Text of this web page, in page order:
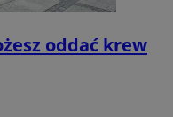
oddać krew